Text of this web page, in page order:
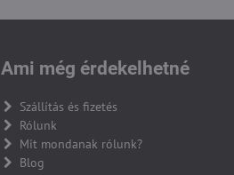
Ami még érdekelhetné
Szállítás és fizetés
Rólunk
Mit mondanak rólunk?
Blog